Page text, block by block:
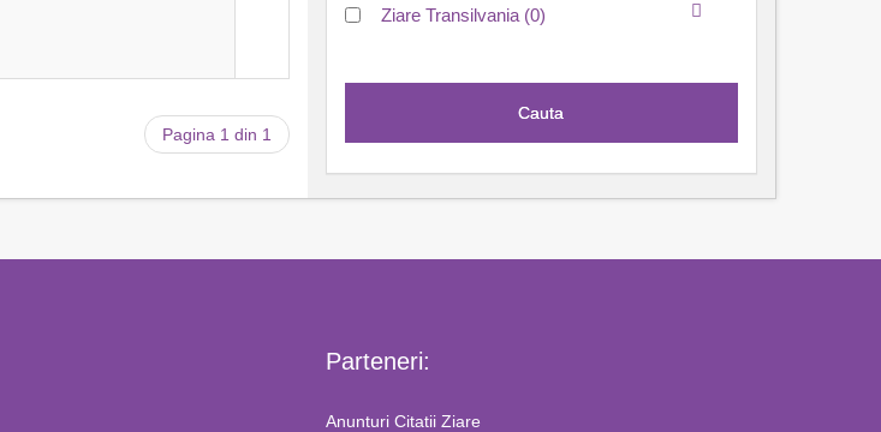
Pagina 1 din 1
Ziare Transilvania (0)
Cauta
Parteneri:
Anunturi Citatii Ziare